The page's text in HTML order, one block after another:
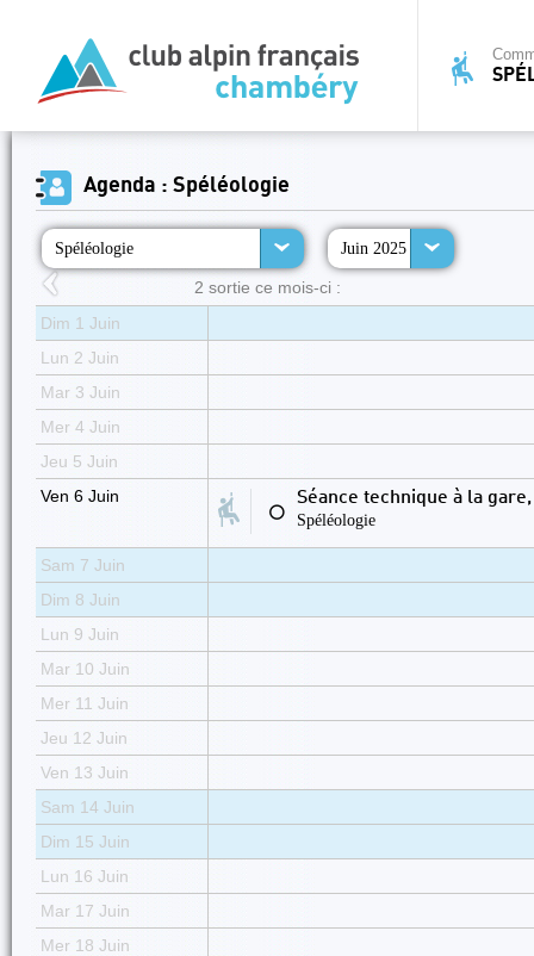
Agenda : Spéléologie
Spéléologie Juin 2025
2 sortie ce mois-ci :
Dim 1 Juin
Lun 2 Juin
Mar 3 Juin
Mer 4 Juin
Jeu 5 Juin
Ven 6 Juin
⚪
Séance technique à la
Spéléologie
Sam 7 Juin
Dim 8 Juin
Lun 9 Juin
Mar 10 Juin
Mer 11 Juin
Jeu 12 Juin
Ven 13 Juin
Sam 14 Juin
Dim 15 Juin
Lun 16 Juin
Mar 17 Juin
Mer 18 Juin